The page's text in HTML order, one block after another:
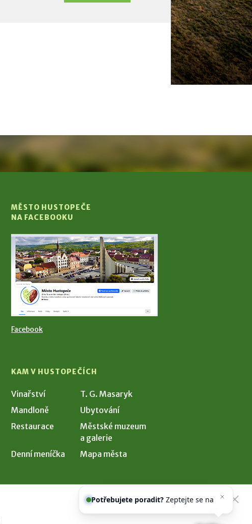
MĚSTO HUSTOPEČE
NA FACEBOOKU
Facebook
KAM V HUSTOPEČÍCH
Vinařství
T. G. Masaryk
Mandloně
Ubytování
Restaurace
Městské muzeum
a galerie
Denní meníčka
Mapa města
našeho asistentaChettyho.